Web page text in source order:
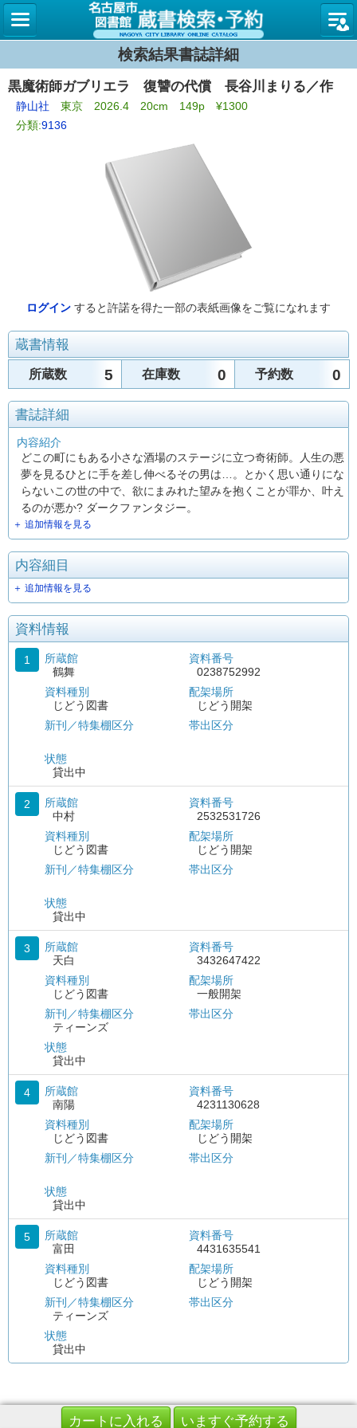
名古屋
検索結果書誌詳細
黒魔術師ガブリエラ 復讐の代償 長谷川まりる／作
静山社 東京 2026.4 20cm 149p ¥1300
分類:9136
ログイン すると許諾を得た一部の表紙画像をご覧になれます
蔵書情報
所蔵数 5 在庫数 0 予約数 0
書誌詳細
内容紹介
どこの町にもある小さな酒場のステージに立つ奇術師。人生の悪
夢を見るひとに手を差し伸べるその男は…。とかく思い通りにな
らないこの世の中で、欲にまみれた望みを抱くことが罪か、叶え
るのが悪か? ダークファンタジー。
＋ 追加情報を見る
内容細目
＋ 追加情報を見る
資料情報
1
所蔵館
鶴舞
資料種別
じどう図書
新刊／特集棚区分
状態
貸出中
資料番号
0238752992
配架場所
じどう開架
帯出区分
2
所蔵館
中村
資料種別
じどう図書
新刊／特集棚区分
状態
貸出中
資料番号
2532531726
配架場所
じどう開架
帯出区分
3
所蔵館
天白
資料種別
じどう図書
新刊／特集棚区分
ティーンズ
状態
貸出中
資料番号
3432647422
配架場所
一般開架
帯出区分
4
所蔵館
南陽
資料種別
じどう図書
新刊／特集棚区分
状態
貸出中
資料番号
4231130628
配架場所
じどう開架
帯出区分
5
所蔵館
富田
資料種別
じどう図書
新刊／特集棚区分
ティーンズ
状態
貸出中
資料番号
4431635541
配架場所
じどう開架
帯出区分